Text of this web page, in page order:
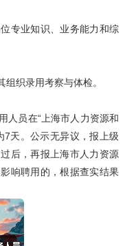
专业知识、业务能力和综
织录用考察与体检。
员在“上海市人力资源和
7天。公示无异议，报上级
后，再报上海市人力资源
响聘用的，根据查实结果